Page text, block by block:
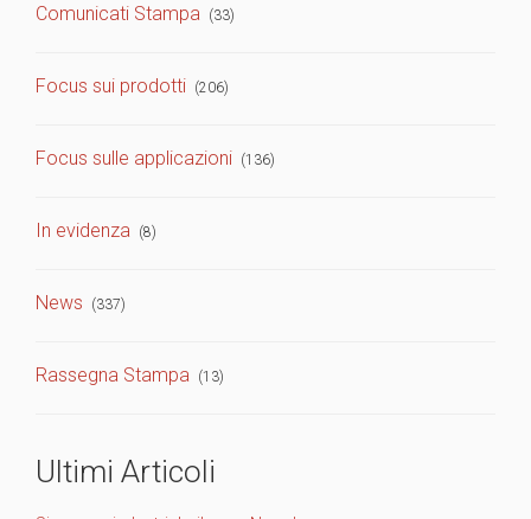
Comunicati Stampa (33)
Focus sui prodotti (206)
Focus sulle applicazioni (136)
In evidenza (8)
News (337)
Rassegna Stampa (13)
Ultimi Articoli